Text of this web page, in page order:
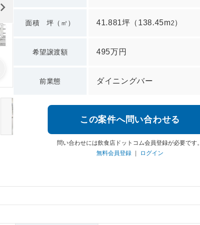
面積 坪（㎡） 41.881坪 （ 138.45m2）
希望譲渡額 495万円
前業態 ダイニングバー
この案件へ問い合わせる
問い合わせには飲食店ドットコム会員登録が必要です。
無料会員登録
ログイン